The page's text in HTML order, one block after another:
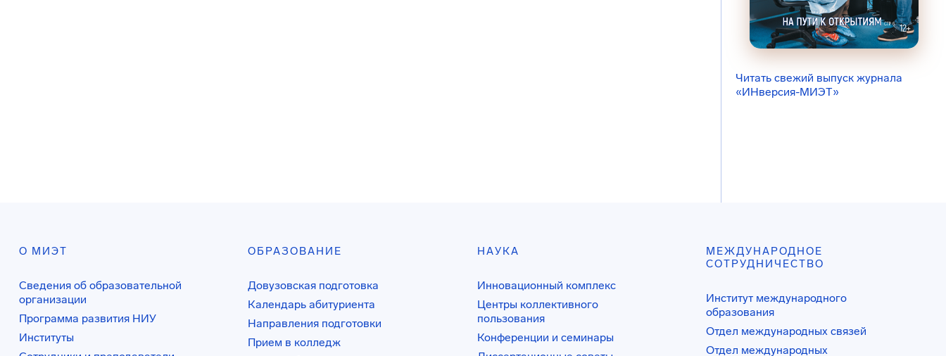
Читать свежий выпуск журнала
«ИНверсия-МИЭТ»
О МИЭТ
Сведения об образовательной
организации
Программа развития НИУ
Институты
ОБРАЗОВАНИЕ
Довузовская подготовка
Календарь абитуриента
Направления подготовки
Прием в колледж
НАУКА
Инновационный комплекс
Центры коллективного
пользования
Конференции и семинары
МЕЖДУНАРОДНОЕ
СОТРУДНИЧЕСТВО
Институт международного
образования
Отдел международных связей
Отдел международных